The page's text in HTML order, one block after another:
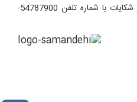
جهت ارئه انتقادات، پیشنهادات و شکایات با شماره تلفن 54787900-